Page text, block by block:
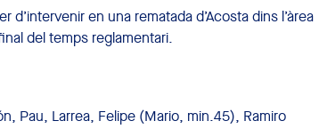
en una rematada d’Acosta dins l’àrea
del temps reglamentari.
Pau, Larrea, Felipe (Mario, min.45), Ramiro